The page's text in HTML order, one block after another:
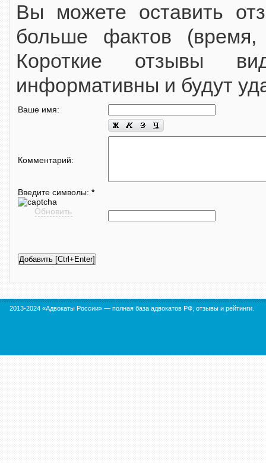
Вы можете оставить
больше фактов
Короткие отзывы
информативны и будут
Ваше имя:
Комментарий:
Введите символы: *
Обновить
2013-2024 «Адвокаты России» — полная база адвокатов РФ, отзывы и рейтинги.